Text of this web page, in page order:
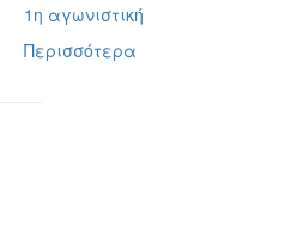
1η αγωνιστική
Περισσότερα